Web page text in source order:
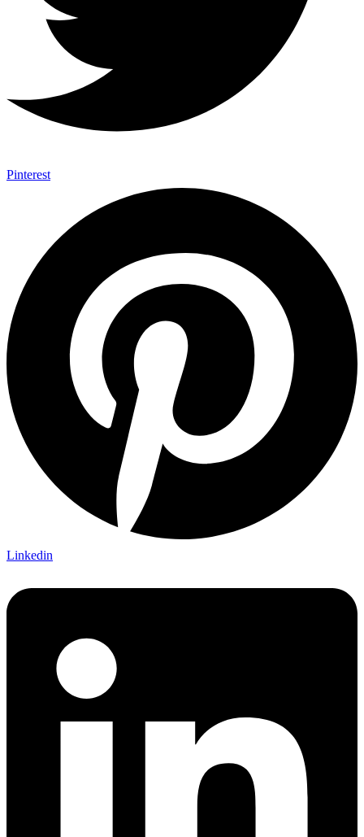
Pinterest
Linkedin